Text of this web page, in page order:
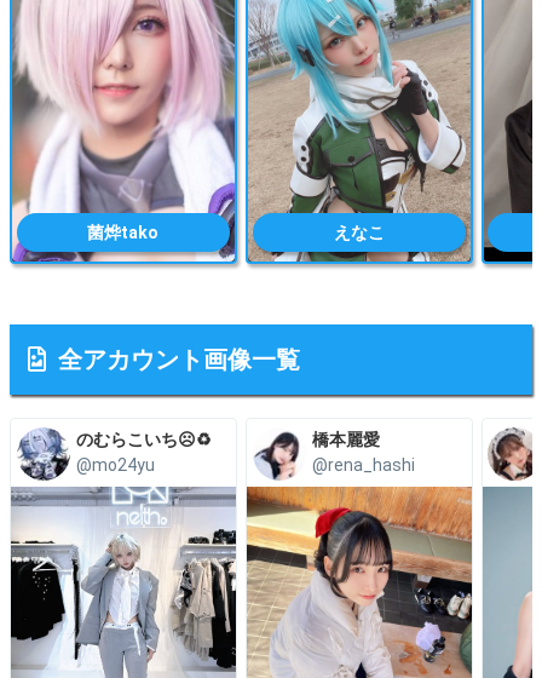
菌烨tako えなこ
全アカウント画像一覧
のむらこいち☹️♻️
@mo24yu
橋本麗愛
@rena_hashi